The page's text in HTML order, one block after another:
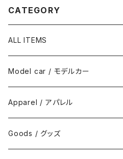
CATEGORY
ALL ITEMS
Model car / モデルカー
FIAT
ABARTH
Apparel / アパレル
Wear / ウエア
Goods / グッズ